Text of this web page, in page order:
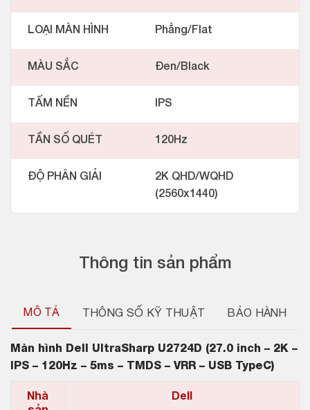
Thông tin sản phẩm
MÔ TẢ THÔNG SỐ KỸ THUẬT BẢO HÀNH
Màn hình Dell UltraSharp U2724D (27.0 inch – 2K –
IPS – 120Hz – 5ms – TMDS – VRR – USB TypeC)
Nhà
Dell
LOẠI MÀN HÌNH Phẳng/Flat
MÀU SẮC Đen/Black
TẤM NỀN IPS
TẦN SỐ QUÉT 120Hz
ĐỘ PHÂN GIẢI
2K QHD/WQHD
(2560x1440)